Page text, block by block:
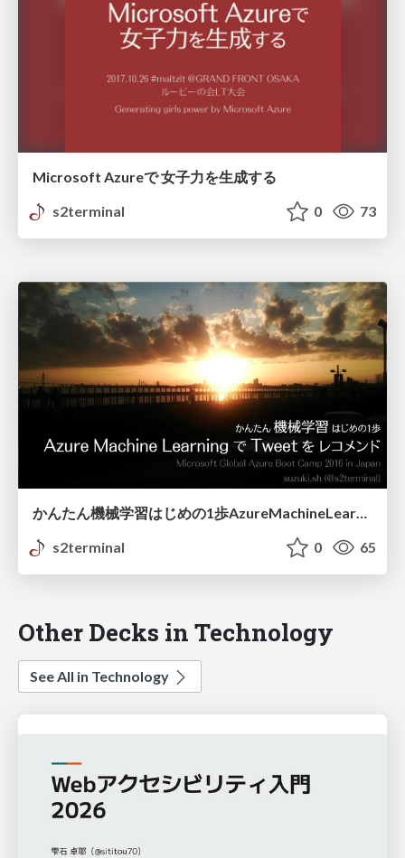
Microsoft Azureで 女子力を生成する
s2terminal
0 73
かんたん機械学習はじめの1歩AzureMachineLearningでTweetをレコメンド
s2terminal
0 65
Other Decks in Technology
See All in Technology